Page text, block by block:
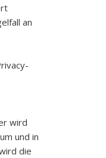
an
wird
und in
die